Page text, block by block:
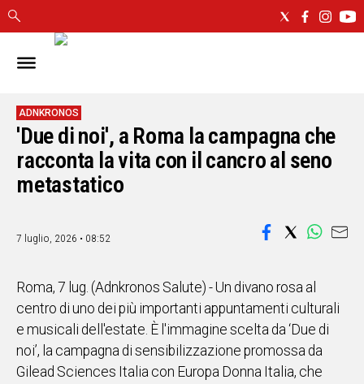
IN
CAGLIARI
SASSARI
NUORO
ORISTANO
OGLIASTRA
CAMPIDANO
NOTIZIE
POLITICA
ADNKRONOS
'Due di noi', a Roma la campagna che
racconta la vita con il cancro al seno
metastatico
7 luglio, 2026 • 08:52
Roma, 7 lug. (Adnkronos Salute) - Un divano rosa al
centro di uno dei più importanti appuntamenti culturali
e musicali dell'estate. È l'immagine scelta da ‘Due di
noi’, la campagna di sensibilizzazione promossa da
Gilead Sciences Italia con Europa Donna Italia, che